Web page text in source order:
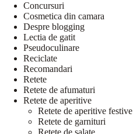
Concursuri
Cosmetica din camara
Despre blogging
Lectia de gatit
Pseudoculinare
Reciclate
Recomandari
Retete
Retete de afumaturi
Retete de aperitive
Retete de aperitive festive
Retete de garnituri